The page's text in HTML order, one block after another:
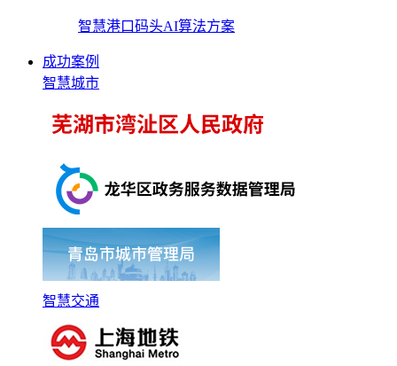
智慧港口码头AI算法方案
成功案例
智慧城市
智慧交通